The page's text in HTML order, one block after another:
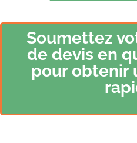
Soumettez
de devis en
pour obtenir